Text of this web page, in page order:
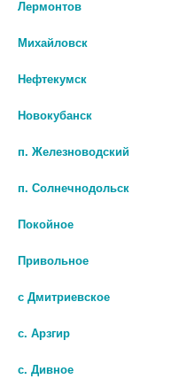
АГЛФ № 1 г.Будённовск
БИО АГЛФ №78 ст.
Лермонтов
Михайловск
Нефтекумск
Новокубанск
п. Железноводский
п. Солнечнодольск
Покойное
Привольное
с Дмитриевское
с. Арзгир
с. Дивное